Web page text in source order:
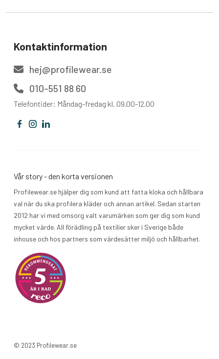
Kontaktinformation
hej@profilewear.se
010-551 88 60
Telefontider: Måndag-fredag kl. 09.00-12.00
Vår story - den korta versionen
Profilewear.se hjälper dig som kund att fatta kloka och hållbara
val när du ska profilera kläder och annan artikel. Sedan starten
2012 har vi med omsorg valt varumärken som ger dig som kund
mycket värde. All förädling på textilier sker i Sverige både
inhouse och hos partners som värdesätter miljö och hållbarhet.
© 2023 Profilewear.se